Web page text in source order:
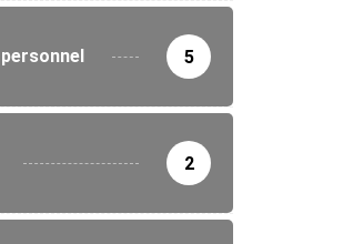
pilotage agricole à...
5
2